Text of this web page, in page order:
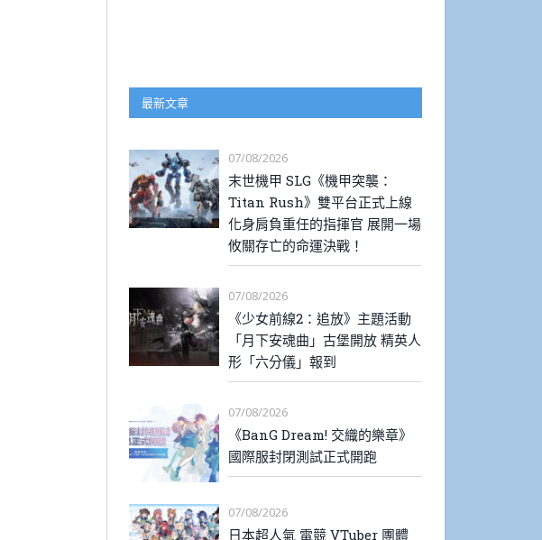
最新文章
07/08/2026
末世機甲 SLG《機甲突襲：
Titan Rush》雙平台正式上線
化身肩負重任的指揮官 展開一場
攸關存亡的命運決戰！
07/08/2026
《少女前線2：追放》主題活動
「月下安魂曲」古堡開放 精英人
形「六分儀」報到
07/08/2026
《BanG Dream! 交織的樂章》
國際服封閉測試正式開跑
07/08/2026
日本超人氣 電競 VTuber 團體